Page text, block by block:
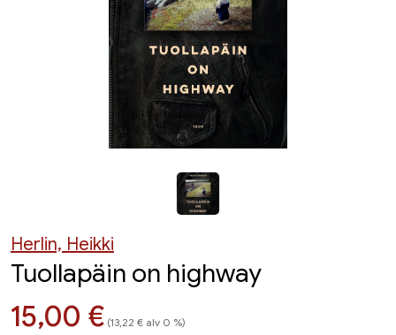
Herlin, Heikki
Tuollapäin on highway
Hinta nyt
15,00 € (13,22 € alv 0 %)